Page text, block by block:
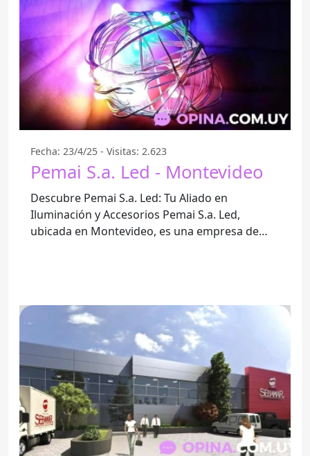
Fecha: 23/4/25 - Visitas: 2.623
Pemai S.a. Led - Montevideo
Descubre Pemai S.a. Led: Tu Aliado en
Iluminación y Accesorios Pemai S.a. Led,
ubicada en Montevideo, es una empresa de